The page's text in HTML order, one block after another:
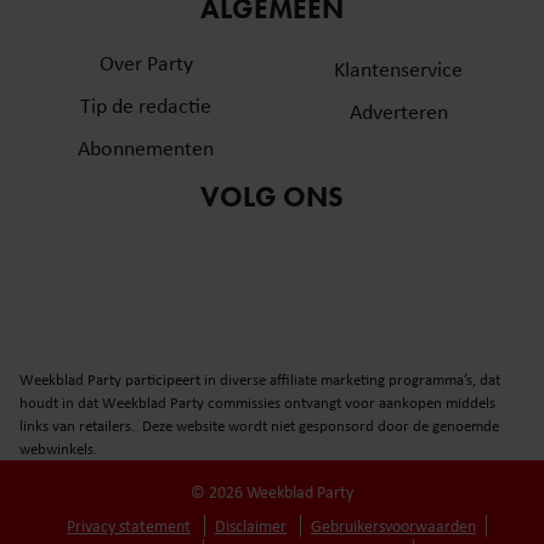
partners kunnen deze gegevens combineren met andere
verzameld op basis van uw gebruik van hun services. U
gaat akkoord met onze cookies als u onze website blijft
ALGEMEEN
Over Party
Tip de redactie
Abonnementen
Klantenservice
Adverteren
VOLG ONS
Weekblad Party participeert in diverse affiliate marketing programma’s, dat
houdt in dat Weekblad Party commissies ontvangt voor aankopen middels
links van retailers. Deze website wordt niet gesponsord door de genoemde
webwinkels.
© 2026 Weekblad Party
Privacy statement
Disclaimer
Gebruikersvoorwaarden